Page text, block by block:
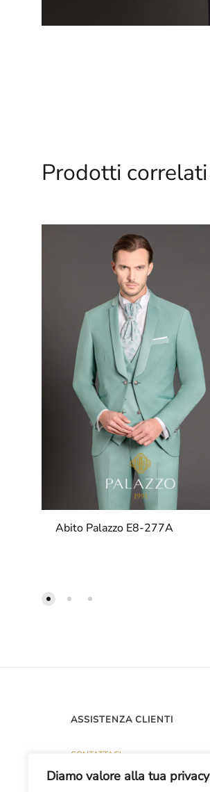
Diamo valore alla tua privacy
Prodotti correlati
Abito Palazzo E8-277A
ASSISTENZA CLIENTI
CONTATTACI